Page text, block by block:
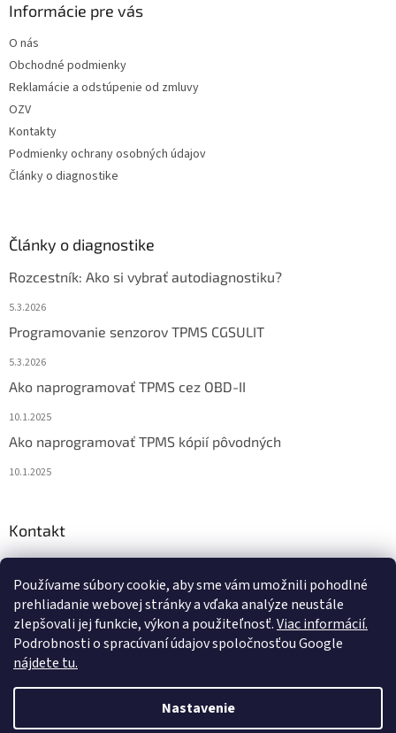
Používame súbory cookie, aby sme vám umožnili pohodlné
prehliadanie webovej stránky a vďaka analýze neustále
zlepšovali jej funkcie, výkon a použiteľnosť.Viac informácií.
Podrobnosti o spracúvaní údajov spoločnosťou Google
nájdete tu.
Nastavenie
Informácie pre vás
O nás
Obchodné podmienky
Reklamácie a odstúpenie od zmluvy
OZV
Kontakty
Podmienky ochrany osobných údajov
Články o diagnostike
Články o diagnostike
Rozcestník: Ako si vybrať autodiagnostiku?
5.3.2026
Programovanie senzorov TPMS CGSULIT
5.3.2026
Ako naprogramovať TPMS cez OBD-II
10.1.2025
Ako naprogramovať TPMS kópií pôvodných
10.1.2025
Kontakt
+421 915 478 199